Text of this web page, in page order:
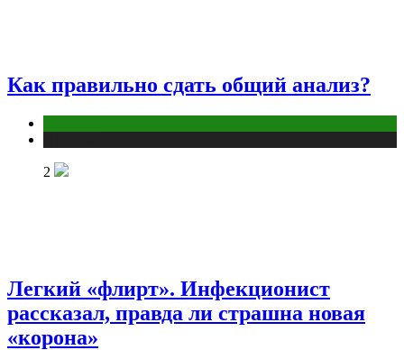
Как правильно сдать общий анализ?
2
Легкий «флирт». Инфекционист
рассказал, правда ли страшна новая
«корона»